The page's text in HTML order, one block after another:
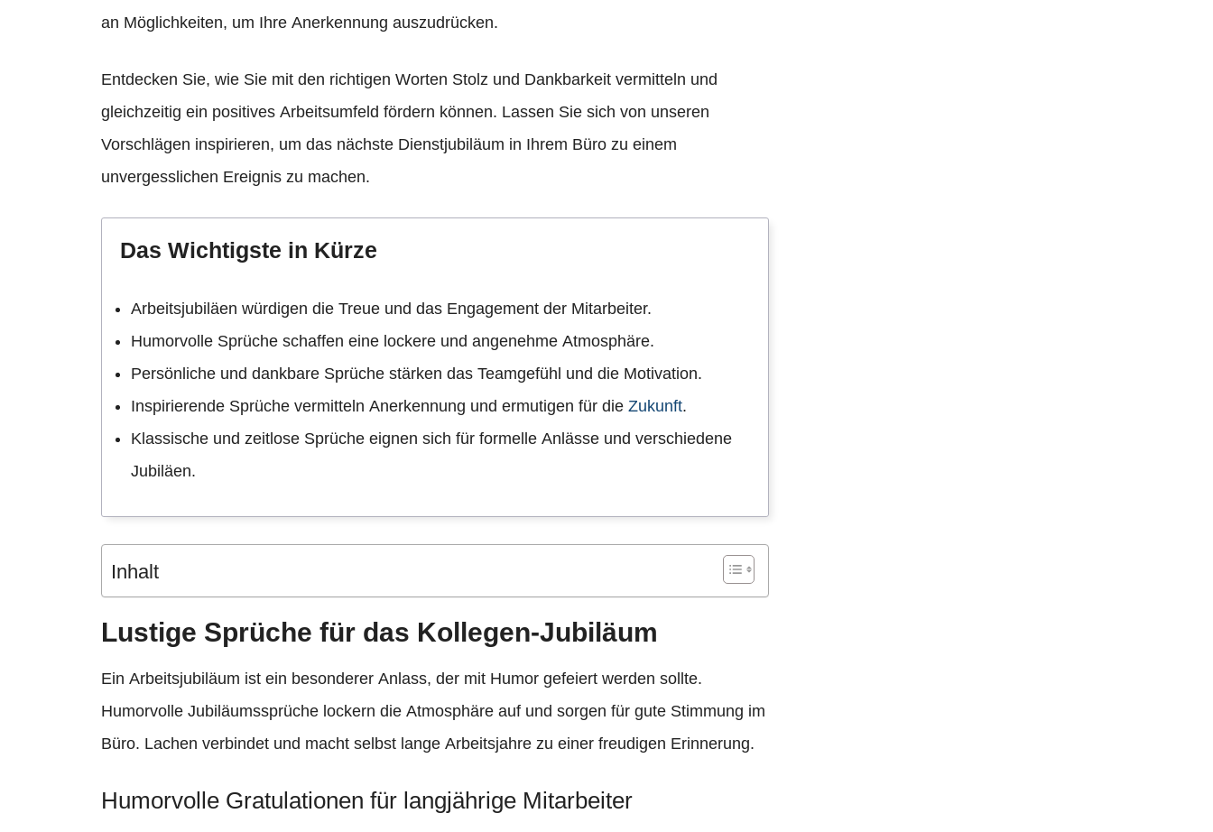
an Möglichkeiten, um Ihre Anerkennung auszudrücken.
Entdecken Sie, wie Sie mit den richtigen Worten Stolz und Dankbarkeit vermitteln und
gleichzeitig ein positives Arbeitsumfeld fördern können. Lassen Sie sich von unseren
Vorschlägen inspirieren, um das nächste Dienstjubiläum in Ihrem Büro zu einem
unvergesslichen Ereignis zu machen.
Das Wichtigste in Kürze
Arbeitsjubiläen würdigen die Treue und das Engagement der Mitarbeiter.
Humorvolle Sprüche schaffen eine lockere und angenehme Atmosphäre.
Persönliche und dankbare Sprüche stärken das Teamgefühl und die Motivation.
Inspirierende Sprüche vermitteln Anerkennung und ermutigen für die Zukunft.
Klassische und zeitlose Sprüche eignen sich für formelle Anlässe und verschiedene
Jubiläen.
Inhalt
Lustige Sprüche für das Kollegen-Jubiläum
Ein Arbeitsjubiläum ist ein besonderer Anlass, der mit Humor gefeiert werden sollte.
Humorvolle Jubiläumssprüche lockern die Atmosphäre auf und sorgen für gute Stimmung im
Büro. Lachen verbindet und macht selbst lange Arbeitsjahre zu einer freudigen Erinnerung.
Humorvolle Gratulationen für langjährige Mitarbeiter